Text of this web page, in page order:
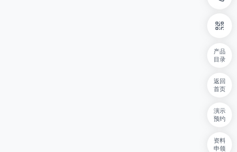
产品
目录
返回
首页
演示
预约
资料
申领